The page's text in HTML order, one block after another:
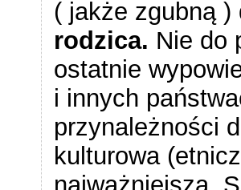
( jakże zgubną
rodzica. Nie do
ostatnie
i innych
przynależności
kulturowa